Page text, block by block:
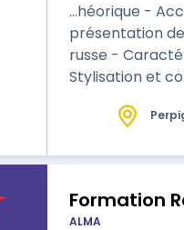
…héorique -
présentation
russe -
Stylisation et
Débriefing Programme Pratique - Apprentissage de la gestuelle sur une frange
Formation
ALMA